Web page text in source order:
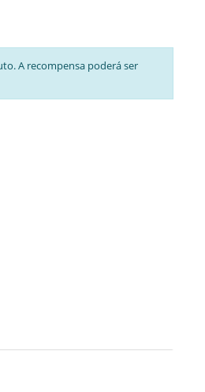
A recompensa poderá ser